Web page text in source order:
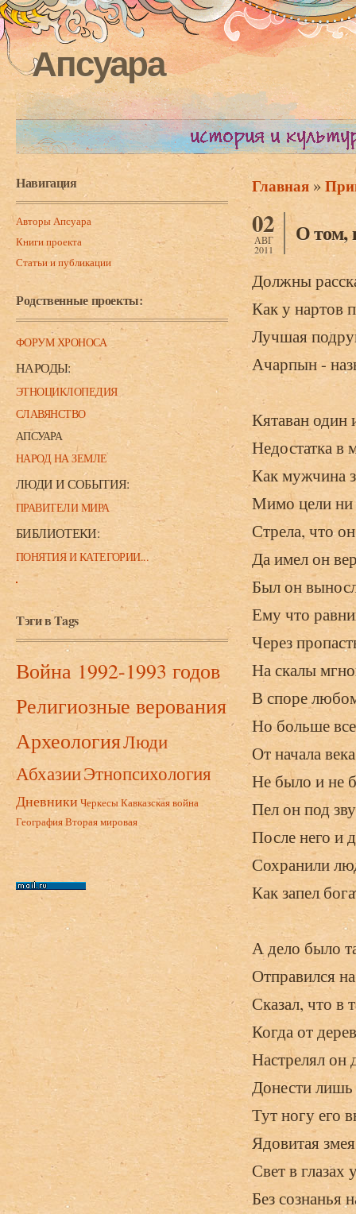
Апсуара
Навигация
Авторы Апсуара
Книги проекта
Статьи и публикации
Родственные проекты:
ФОРУМ ХРОНОСА
НАРОДЫ:
ЭТНОЦИКЛОПЕДИЯ
СЛАВЯНСТВО
АПСУАРА
НАРОД НА ЗЕМЛЕ
ЛЮДИ И СОБЫТИЯ:
ПРАВИТЕЛИ МИРА
БИБЛИОТЕКИ:
ПОНЯТИЯ И КАТЕГОРИИ...
Тэги в Tags
Война 1992-1993 годов
Религиозные верования
АрхеологияЛюди
АбхазииЭтнопсихология
Дневники ЧеркесыКавказская война
ГеографияВторая мировая
Вы здесь
Главная »
02
АВГ
2011
О том,
Должны
Как у нартов
Лучшая
Ачарпын -
Кятаван один
Недостатка в
Как мужчина
Мимо цели ни
Стрела, что
Да имел он
Был он
Ему что
Через
На скалы
В споре
Но больше
От начала
Не было и не
Пел он под
После него и
Сохранили
Как запел
А дело было
Отправился
Сказал, что в
Когда от
Настрелял он
Донести
Тут ногу его
Ядовитая
Свет в глазах
Без сознанья